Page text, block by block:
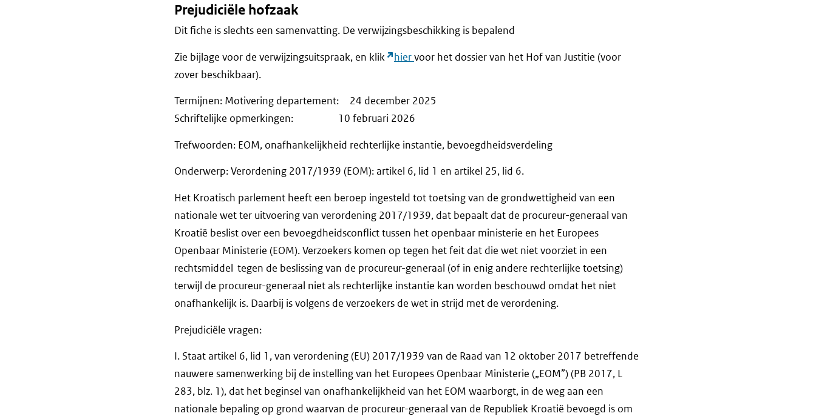
Prejudiciële hofzaak
Dit fiche is slechts een samenvatting. De verwijzingsbeschikking is bepalend
Zie bijlage voor de verwijzingsuitspraak, en klik
hiervoor het dossier van het Hof van Justitie (voor
zover beschikbaar).
Termijnen: Motivering departement: 24 december 2025
Schriftelijke opmerkingen: 10 februari 2026
Trefwoorden: EOM, onafhankelijkheid rechterlijke instantie, bevoegdheidsverdeling
Onderwerp: Verordening 2017/1939 (EOM): artikel 6, lid 1 en artikel 25, lid 6.
Het Kroatisch parlement heeft een beroep ingesteld tot toetsing van de grondwettigheid van een
nationale wet ter uitvoering van verordening 2017/1939, dat bepaalt dat de procureur-generaal van
Kroatië beslist over een bevoegdheidsconflict tussen het openbaar ministerie en het Europees
Openbaar Ministerie (EOM). Verzoekers komen op tegen het feit dat die wet niet voorziet in een
rechtsmiddel tegen de beslissing van de procureur-generaal (of in enig andere rechterlijke toetsing)
terwijl de procureur-generaal niet als rechterlijke instantie kan worden beschouwd omdat het niet
onafhankelijk is. Daarbij is volgens de verzoekers de wet in strijd met de verordening.
Prejudiciële vragen:
I. Staat artikel 6, lid 1, van verordening (EU) 2017/1939 van de Raad van 12 oktober 2017 betreffende
nauwere samenwerking bij de instelling van het Europees Openbaar Ministerie („EOM”) (PB 2017, L
283, blz. 1), dat het beginsel van onafhankelijkheid van het EOM waarborgt, in de weg aan een
nationale bepaling op grond waarvan de procureur-generaal van de Republiek Kroatië bevoegd is om